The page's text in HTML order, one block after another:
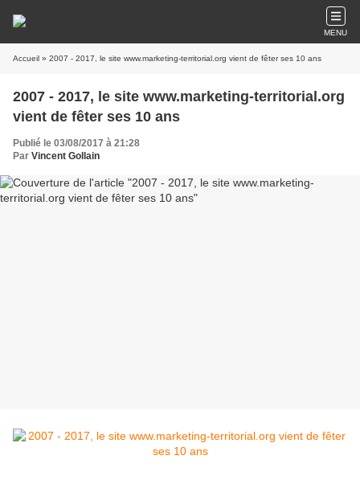
MENU
Accueil » 2007 - 2017, le site www.marketing-territorial.org vient de fêter ses 10 ans
2007 - 2017, le site www.marketing-territorial.org
vient de fêter ses 10 ans
Publié le 03/08/2017 à 21:28
Par Vincent Gollain